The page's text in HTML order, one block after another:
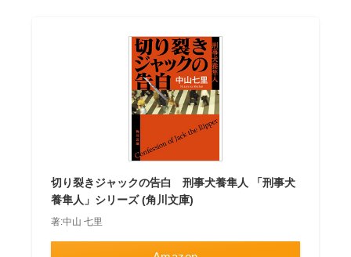
切り裂きジャックの告白 刑事犬養隼人 「刑事犬
養隼人」シリーズ (角川文庫)
著:中山 七里